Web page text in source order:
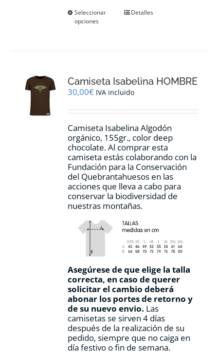
Seleccionar
opciones
Este
se
pueden
en
página
de
producto
Detalles
Camiseta Isabelina HOMBRE
30,00€ IVA incluido
Camiseta Isabelina Algodón
orgánico, 155gr., color deep
chocolate.Al comprar esta
camiseta estás colaborando con la
Fundación para la Conservación
del Quebrantahuesos en las
acciones que lleva a cabo para
conservar la biodiversidad de
nuestras montañas.
Asegúrese de que elige la talla
correcta, en caso de querer
solicitar el cambio deberá
abonar los portes de retorno y
de su nuevo envio. Las
camisetas se sirven 4 días
después de la realización de su
pedido, siempre que no caiga en
día festivo o fin de semana.